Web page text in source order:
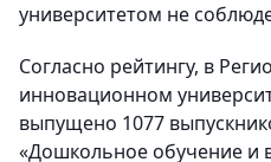
университетом не
Согласно рейтингу, в
инновационном
выпущено 1077
«Дошкольное обучение и